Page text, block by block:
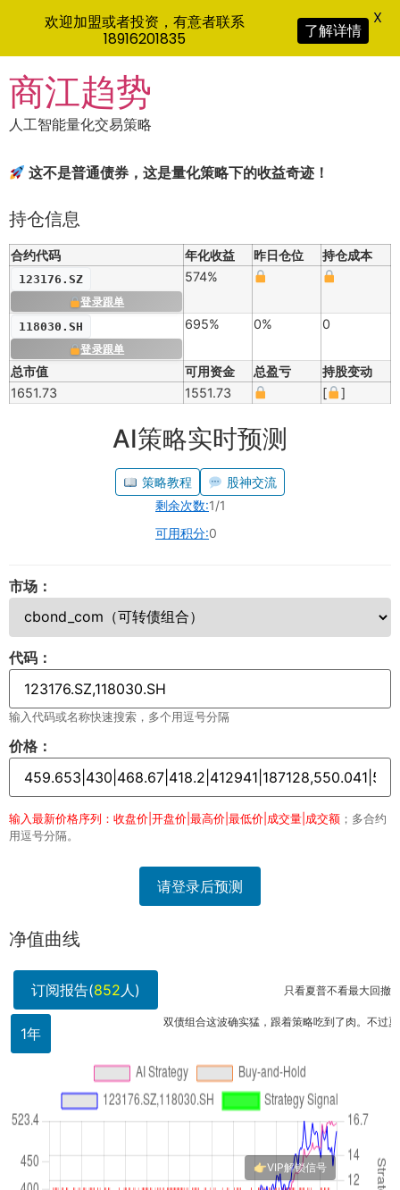
to
content
商江趋势
人工智能量化交易策略
这不是普通债券，这是量化策略下的收益奇迹！
持仓信息
合约代码 年化收益 昨日仓位 持仓成本
123176.SZ
登录跟单
574%
118030.SH
登录跟单
695% 0% 0
总市值 可用资金 总盈亏
持股变动
1651.73
1551.73 [ ]
AI策略实时预测
策略教程
股神交流
剩余次数:1/1
可用积分:0
市场：
代码：
输入代码或名称快速搜索，多个用逗号分隔
价格：
输入最新价格序列：收盘价|开盘价|最高价|最低价|成交量|成交额 ；多合约
用逗号分隔。
请登录后预测
净值曲线
订阅报告(852人)
1年
双债组合这波确实猛，跟着策略吃到了肉。不过夏普
只看夏普不看最大回撤是耍
欢迎加盟或者投资，有意者联系
18916201835
了解详情
X